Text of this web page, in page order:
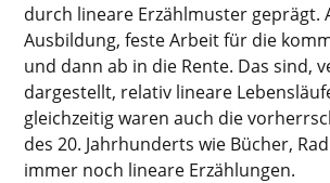
durch lineare Erzählmuster geprägt.
Ausbildung, feste Arbeit für die
und dann ab in die Rente. Das sind,
dargestellt, relativ lineare
gleichzeitig waren auch die
des 20. Jahrhunderts wie Bücher,
immer noch lineare Erzählungen.